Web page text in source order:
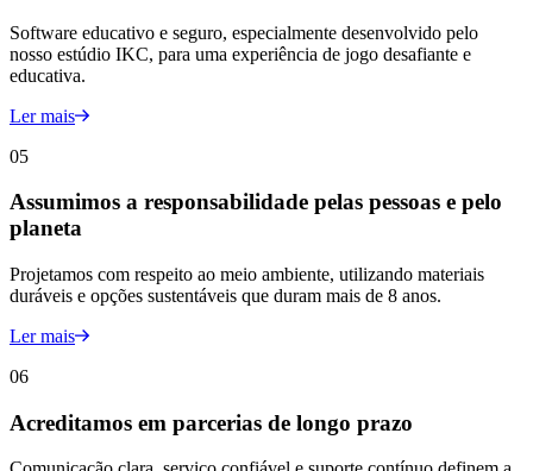
Software educativo e seguro, especialmente desenvolvido pelo
nosso estúdio IKC, para uma experiência de jogo desafiante e
educativa.
Ler mais
05
Assumimos a responsabilidade pelas pessoas e pelo
planeta
Projetamos com respeito ao meio ambiente, utilizando materiais
duráveis e opções sustentáveis que duram mais de 8 anos.
Ler mais
06
Acreditamos em parcerias de longo prazo